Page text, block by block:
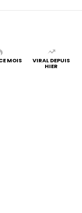
MOIS VIRAL DEPUIS
HIER